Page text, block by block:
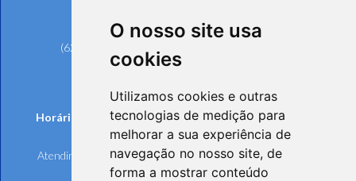
O nosso site usa
cookies
Utilizamos cookies e outras
tecnologias de medição para
melhorar a sua experiência de
navegação no nosso site, de
forma a mostrar conteúdo
Telefones:
(62) 3221-6200 (Goiânia e Região Metropolitana)
0800 642 6598 (Demais Localidades)
Horários de funcionamento de Segunda à Sexta-feira:
Atendimento Online e Telefônico: 8h às 17h
Atendimento Presencial: 8h às 17h, mediante agendamento